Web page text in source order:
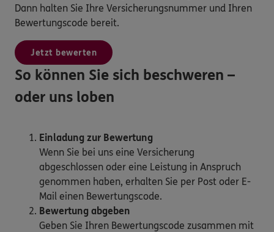
Dann halten Sie Ihre Versicherungsnummer und Ihren
Bewertungscode bereit.
Jetzt bewerten
So können Sie sich beschweren –
oder uns loben
Einladung zur Bewertung
Wenn Sie bei uns eine Versicherung
abgeschlossen oder eine Leistung in Anspruch
genommen haben, erhalten Sie per Post oder E-
Mail einen Bewertungscode.
Bewertung abgeben
Geben Sie Ihren Bewertungscode zusammen mit